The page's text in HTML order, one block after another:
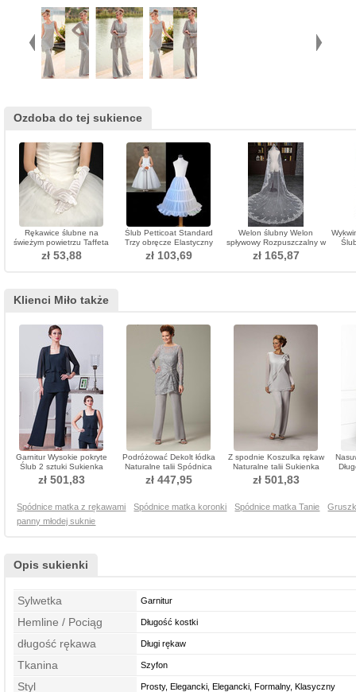
Ozdoba do tej sukience
Rękawice ślubne na
świeżym powietrzu Taffeta
Eternal Bow Tie
zł 53,88
Ślub Petticoat Standard
Trzy obręcze Elastyczny
pas Tkanina poliestrowa
tafta
zł 103,69
Welon ślubny Welon
spływowy Rozpuszczalny w
wodzie welon koronkowy
zł 165,87
Klienci Miło także
Garnitur Wysokie pokryte
Ślub 2 sztuki Sukienka
matka garnitury
zł 501,83
Podróżować Dekolt łódka
Naturalne talii Spódnica
matka garnitury
zł 447,95
Z spodnie Koszulka rękaw
Naturalne talii Sukienka
matka garnitury
zł 501,83
Spódnice matka z rękawami Spódnice matka koronki Spódnice matka Tanie
panny młodej suknie
Opis sukienki
Sylwetka Garnitur
Hemline / Pociąg Długość kostki
długość rękawa Długi rękaw
Tkanina Szyfon
Styl Prosty, Elegancki, Elegancki, Formalny, Klasyczny